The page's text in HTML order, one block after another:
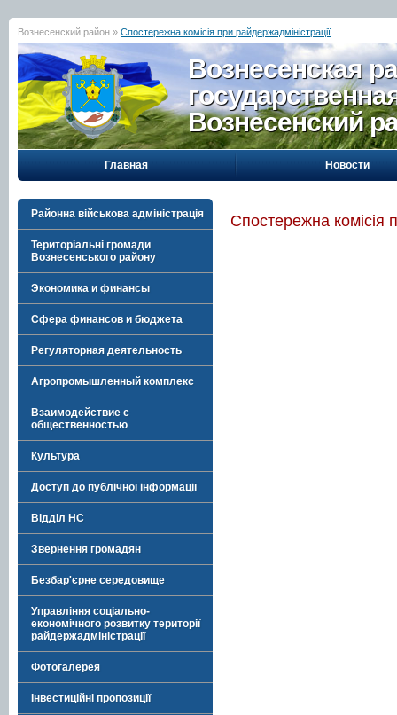
Вознесенский район » Спостережна комісія при райдержадміністрації
Вознесенская
Вознесенский
Главная Новости
Районна військова адміністрація
Територіальні громади
Вознесенського району
Экономика и финансы
Сфера финансов и бюджета
Регуляторная деятельность
Агропромышленный комплекс
Взаимодействие с
общественностью
Культура
Доступ до публічної інформації
Відділ НС
Звернення громадян
Безбар'єрне середовище
Управління соціально-
економічного розвитку території
райдержадміністрації
Фотогалерея
Інвестиційні пропозиції
Спостережна комісія